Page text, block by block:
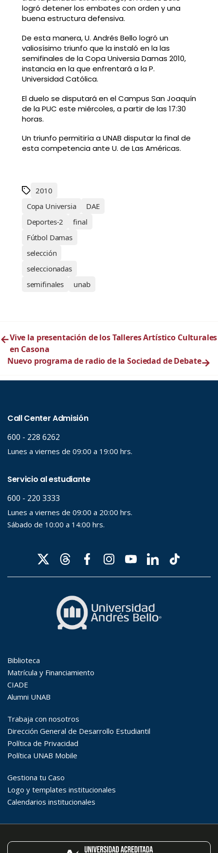
logró detener los embates con orden y una
buena estructura defensiva.
De esta manera, U. Andrés Bello logró un
valiosísimo triunfo que la instaló en la las
semifinales de la Copa Universia Damas 2010,
instancia en la que enfrentará a la P.
Universidad Católica.
El duelo se disputará en el Campus San Joaquín
de la PUC este miércoles, a partir de las 17:30
horas.
Un triunfo permitiría a UNAB disputar la final de
esta competencia ante U. de Las Américas.
2010
Copa Universia
DAE
Deportes-2
final
Fútbol Damas
selección
seleccionadas
semifinales
unab
←Vive la presentación de los Talleres Artístico Culturales
en Casona
Nuevo programa de radio de la Sociedad de Debate→